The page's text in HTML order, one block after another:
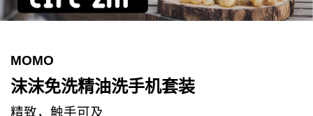
MOMO
沫沫免洗精油洗手机套装
精致，触手可及